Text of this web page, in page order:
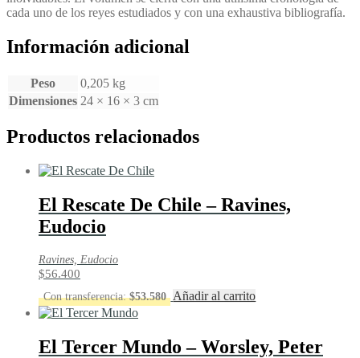
cada uno de los reyes estudiados y con una exhaustiva bibliografía.
Información adicional
Peso
0,205 kg
Dimensiones 24 × 16 × 3 cm
Productos relacionados
El Rescate De Chile – Ravines,
Eudocio
Ravines, Eudocio
$56.400
Con transferencia:$53.580 Añadir al carrito
El Tercer Mundo – Worsley, Peter